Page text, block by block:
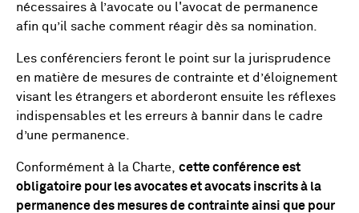
nécessaires à l’avocate ou l'avocat de permanence
afin qu’il sache comment réagir dès sa nomination.
Les conférenciers feront le point sur la jurisprudence
en matière de mesures de contrainte et d’éloignement
visant les étrangers et aborderont ensuite les réflexes
indispensables et les erreurs à bannir dans le cadre
d’une permanence.
Conformément à la Charte, cette conférence est
obligatoire pour les avocates et avocats inscrits à la
permanence des mesures de contrainte ainsi que pour